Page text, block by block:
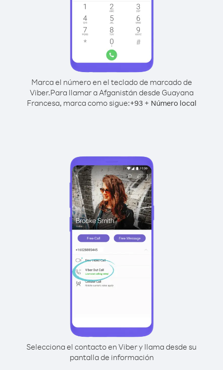
Marca el número en el teclado de marcado de
Viber.Para llamar a Afganistán desde Guayana
Francesa, marca como sigue:+93+ Número local
Selecciona el contacto en Viber y llama desde su
pantalla de información